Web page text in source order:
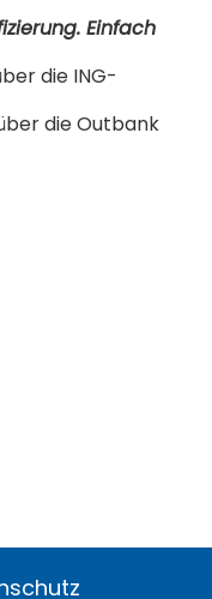
Einfach
die ING-
die Outbank